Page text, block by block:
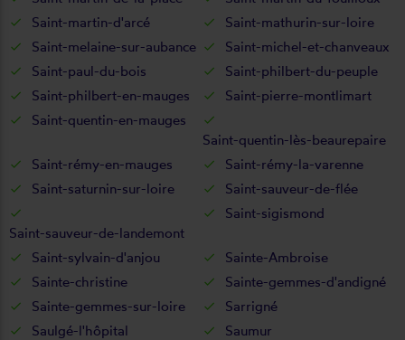
Saint-martin-d'arcé
Saint-mathurin-sur-loire
Saint-melaine-sur-aubance
Saint-michel-et-chanveaux
Saint-paul-du-bois
Saint-philbert-du-peuple
Saint-philbert-en-mauges
Saint-pierre-montlimart
Saint-quentin-en-mauges
Saint-quentin-lès-beaurepaire
Saint-rémy-en-mauges
Saint-rémy-la-varenne
Saint-saturnin-sur-loire
Saint-sauveur-de-flée
Saint-sauveur-de-landemont
Saint-sigismond
Saint-sylvain-d'anjou
Sainte-Ambroise
Sainte-christine
Sainte-gemmes-d'andigné
Sainte-gemmes-sur-loire
Sarrigné
Saulgé-l'hôpital
Saumur